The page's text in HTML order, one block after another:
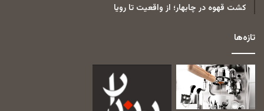
کشت قهوه در چابهار؛ از واقعیت تا رویا
تازه‌ها